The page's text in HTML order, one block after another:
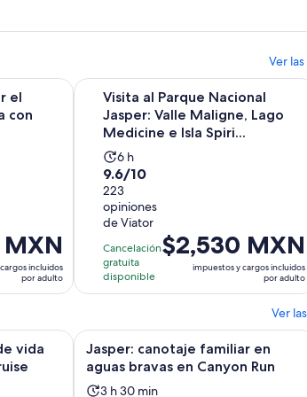
Ver
pestaña
el
con
MXN
incluidos
por adulto
en Athabasca con IceWalks Se abrirá en
Visita al Parque Nacional
Jasper: Valle Maligne, Lago
Medicine e Isla Spiri...
La
actividad
dura
6
horas
6 h
9.6
de
10
con
223
opiniones
9.6/10
223
opiniones
de Viator
Cancelación
gratuita
disponible
El
precio
de
por
adulto
$2,530 MXN
impuestos y cargos incluidos
por adulto
Visita al Parque Nacional Jasper:
Ver
pestaña
vida
silvestre con Maligne Cruise Se abrirá en
Jasper: canotaje familiar en
aguas bravas en Canyon Run
La
3 h 30 min
Jasper: canotaje familiar en aguas